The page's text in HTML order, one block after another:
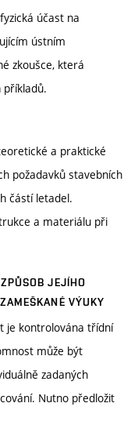
účast na
ústním
zkoušce, která
a praktické
požadavků stavebních
částí letadel.
a materiálu při
JEJÍHO
VÝUKY
je kontrolována třídní
může být
zadaných
Nutno předložit